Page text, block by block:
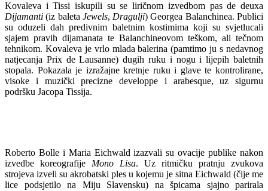
Kovaleva i Tissi iskupili su se liričnom izvedbom pas de deuxa
Dijamanti (iz baleta Jewels,Dragulji) Georgea Balanchinea. Publici
su oduzeli dah predivnim baletnim kostimima koji su svjetlucali
sjajem pravih dijamanata te Balanchineovom teškom, ali tečnom
tehnikom. Kovaleva je vrlo mlada balerina (pamtimo ju s nedavnog
natjecanja Prix de Lausanne) dugih ruku i nogu i lijepih baletnih
stopala. Pokazala je izražajne kretnje ruku i glave te kontrolirane,
visoke i muzički precizne developpe i arabesque, uz sigurnu
podršku Jacopa Tissija.
Roberto Bolle i Maria Eichwald izazvali su ovacije publike nakon
izvedbe koreografije Mono Lisa. Uz ritmičku pratnju zvukova
strojeva izveli su akrobatski ples u kojemu je sitna Eichwald (čije me
lice podsjetilo na Miju Slavensku) na špicama sjajno parirala